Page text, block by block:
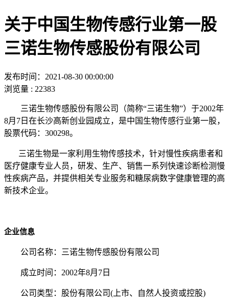
关于中国生物传感行业第一股
三诺生物传感股份有限公司
发布时间：2021-08-30 00:00:00
浏览量 : 22383
三诺生物传感股份有限公司（简称“三诺生物”）于2002年
8月7日在长沙高新创业园成立，是中国生物传感行业第一股，
股票代码：300298。
三诺生物是一家利用生物传感技术，针对慢性疾病患者和
医疗健康专业人员，研发、生产、销售一系列快速诊断检测慢
性疾病产品，并提供相关专业服务和糖尿病数字健康管理的高
新技术企业。
企业信息
公司名称：三诺生物传感股份有限公司
成立时间：2002年8月7日
公司类型：股份有限公司(上市、自然人投资或控股)